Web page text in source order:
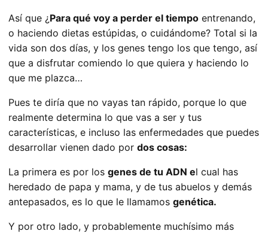
Así que ¿Para qué voy a perder el tiempo entrenando,
o haciendo dietas estúpidas, o cuidándome? Total si la
vida son dos días, y los genes tengo los que tengo, así
que a disfrutar comiendo lo que quiera y haciendo lo
que me plazca…
Pues te diría que no vayas tan rápido, porque lo que
realmente determina lo que vas a ser y tus
características, e incluso las enfermedades que puedes
desarrollar vienen dado por dos cosas:
La primera es por los genes de tu ADN el cual has
heredado de papa y mama, y de tus abuelos y demás
antepasados, es lo que le llamamos genética.
Y por otro lado, y probablemente muchísimo más